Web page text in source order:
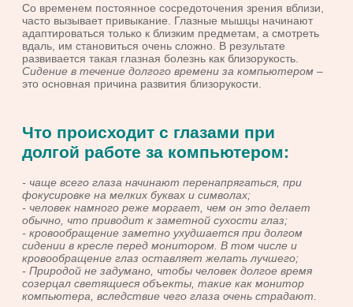
Со временем постоянное сосредоточения зрения вблизи,
часто вызывает привыкание. Глазные мышцы начинают
адаптироваться только к близким предметам, а смотреть
вдаль, им становиться очень сложно. В результате
развивается такая глазная болезнь как близорукость.
Сидение в течение долгого времени за компьютером –
это основная причина развития близорукости.
Что происходит с глазами при
долгой работе за компьютером:
- чаще всего глаза начинают перенапрягаться, при
фокусировке на мелких буквах и символах;
- человек намного реже моргает, чем он это делает
обычно, что приводит к заметной сухости глаз;
- кровообращение заметно ухудшается при долгом
сидении в кресле перед монитором. В том числе и
кровообращение глаз оставляет желать лучшего;
- Природой не задумано, чтобы человек долгое время
созерцал светящиеся объекты, такие как монитор
компьютера, вследствие чего глаза очень страдают.